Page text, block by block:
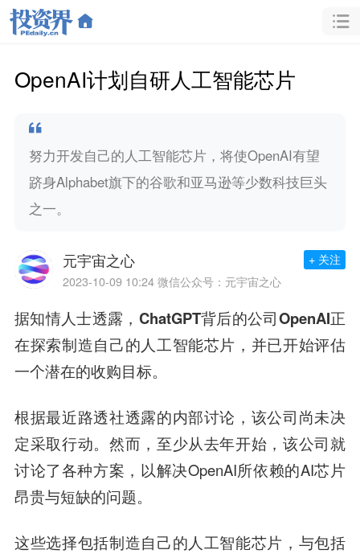
OpenAI计划自研人工智能芯片
努力开发自己的人工智能芯片，将使OpenAI有望
跻身Alphabet旗下的谷歌和亚马逊等少数科技巨头
之一。
元宇宙之心
2023-10-09 10:24 微信公众号：元宇宙之心
+ 关注
据知情人士透露，ChatGPT背后的公司OpenAI正
在探索制造自己的人工智能芯片，并已开始评估
一个潜在的收购目标。
根据最近路透社透露的内部讨论，该公司尚未决
定采取行动。然而，至少从去年开始，该公司就
讨论了各种方案，以解决OpenAI所依赖的AI芯片
昂贵与短缺的问题。
这些选择包括制造自己的人工智能芯片，与包括